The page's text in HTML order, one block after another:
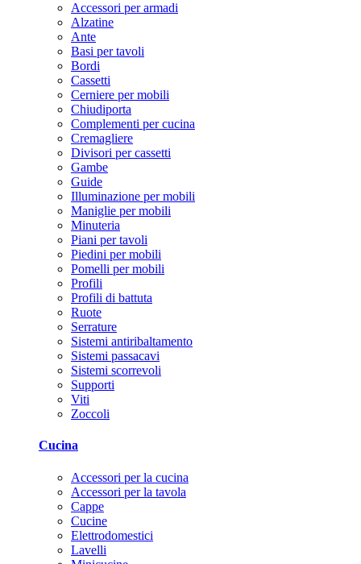
Accessori per armadi
Alzatine
Ante
Basi per tavoli
Bordi
Cassetti
Cerniere per mobili
Chiudiporta
Complementi per cucina
Cremagliere
Divisori per cassetti
Gambe
Guide
Illuminazione per mobili
Maniglie per mobili
Minuteria
Piani per tavoli
Piedini per mobili
Pomelli per mobili
Profili
Profili di battuta
Ruote
Serrature
Sistemi antiribaltamento
Sistemi passacavi
Sistemi scorrevoli
Supporti
Viti
Zoccoli
Cucina
Accessori per la cucina
Accessori per la tavola
Cappe
Cucine
Elettrodomestici
Lavelli